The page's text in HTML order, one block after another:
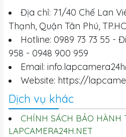
Địa chỉ: 71/40 Chế Lan
Thạnh, Quận Tân Phú,
Hotline: 0989 73 73 55 -
958 - 0948 900 959
Email:
Website: https://
Dịch vụ khác
CHÍNH SÁCH BẢO HÀNH
LAPCAMERA24H.NET